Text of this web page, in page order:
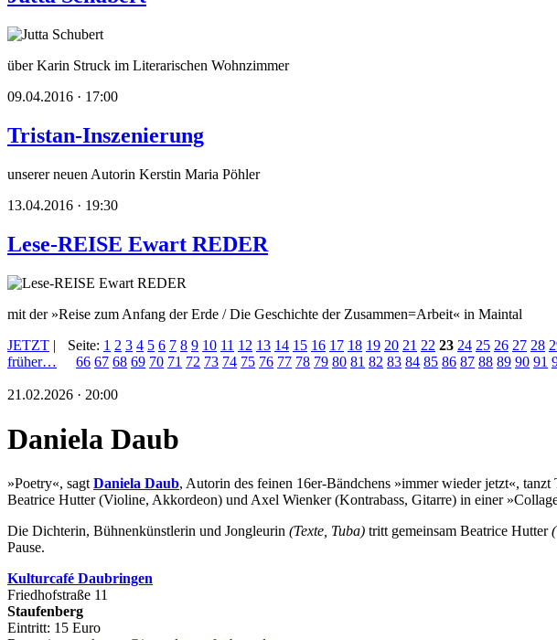
über Karin Struck im Literarischen Wohnzimmer
09.04.2016 · 17:00
Tristan-Inszenierung
unserer neuen Autorin Kerstin Maria Pöhler
13.04.2016 · 19:30
Lese-REISE Ewart REDER
mit der »Reise zum Anfang der Erde / Die Geschichte der Zusammen=Arbeit« in Maintal
JETZT |
früher…
Seite: 1 2 3 4 5 6 7 8 9 10 11 12 13 14 15 16 17 18 19 20 21 22 23 24 25 26 27 28
66 67 68 69 70 71 72 73 74 75 76 77 78 79 80 81 82 83 84 85 86 87 88 89 90 91
21.02.2026 · 20:00
Daniela Daub
»Poetry«, sagtDaniela Daub, Autorin des feinen 16er-Bändchens »immer wieder jetzt«,
Beatrice Hutter (Violine, Akkordeon) und Axel Wienker (Kontrabass, Gitarre) in einer
Die Dichterin, Bühnenkünstlerin und Jongleurin (Texte, Tuba) tritt gemeinsam Beatrice Hutter
Pause.
Kulturcafé Daubringen
Friedhofstraße 11
Staufenberg
Eintritt: 15 Euro